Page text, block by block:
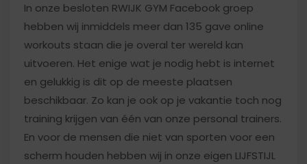
In onze besloten RWIJK GYM Facebook groep
hebben wij inmiddels meer dan 135 gave online
workouts staan die je overal ter wereld kan
uitvoeren. Het enige wat je nodig hebt is internet
en gelukkig is dit op de meeste plaatsen
beschikbaar. Zo kan je ook op je vakantie toch nog
training krijgen van één van onze personal trainers.
En voor de mensen die niet van sporten voor een
scherm houden hebben wij in onze eigen LIJFSTIJL